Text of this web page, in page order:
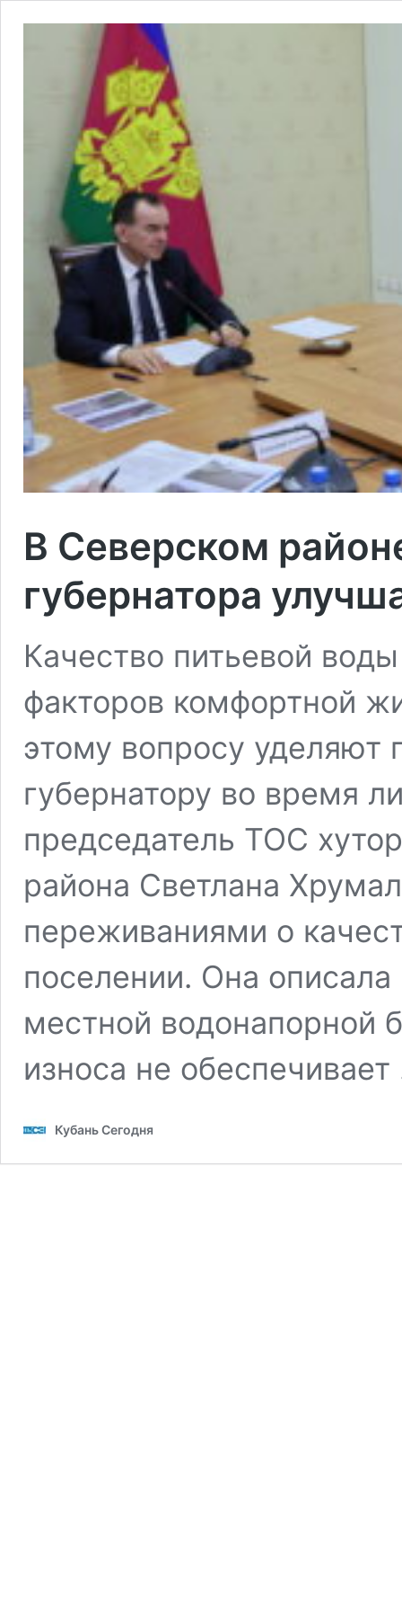
В Северском
губернатора
Качество питьевой
факторов комфортной
этому вопросу уделяют
губернатору во время
председатель ТОС
района Светлана
переживаниями о
поселении. Она
местной водонапорной
износа не
Кубань Сегодня